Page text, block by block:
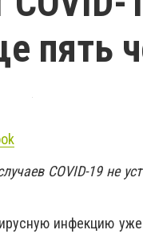
пять
COVID-19 не
инфекцию